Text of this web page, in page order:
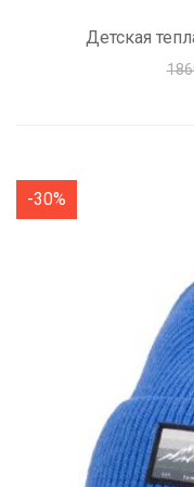
Детская
-30%